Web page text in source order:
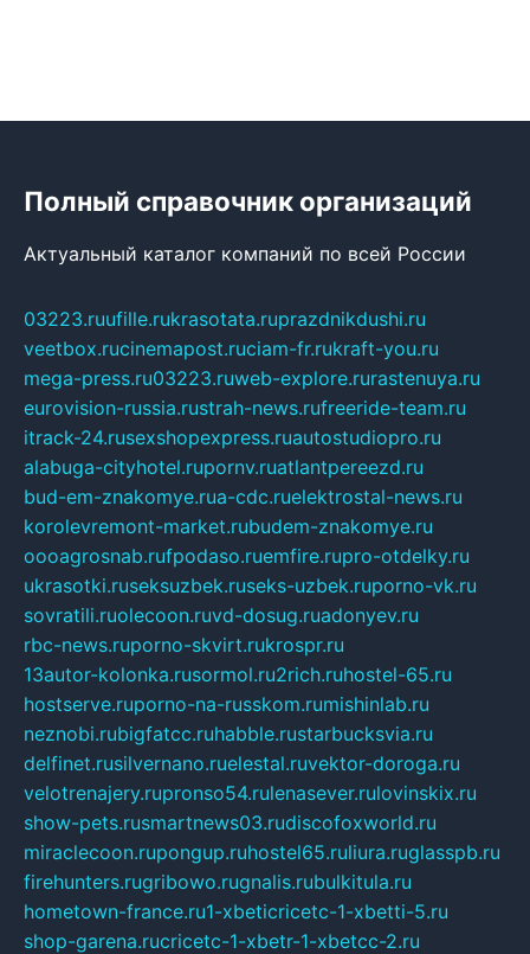
Полный справочник организаций
Актуальный каталог компаний по всей России
03223.ruufille.rukrasotata.ruprazdnikdushi.ru
veetbox.rucinemapost.ruciam-fr.rukraft-you.ru
mega-press.ru03223.ruweb-explore.rurastenuya.ru
eurovision-russia.rustrah-news.rufreeride-team.ru
itrack-24.rusexshopexpress.ruautostudiopro.ru
alabuga-cityhotel.rupornv.ruatlantpereezd.ru
bud-em-znakomye.rua-cdc.ruelektrostal-news.ru
korolevremont-market.rubudem-znakomye.ru
oooagrosnab.rufpodaso.ruemfire.rupro-otdelky.ru
ukrasotki.ruseksuzbek.ruseks-uzbek.ruporno-vk.ru
sovratili.ruolecoon.ruvd-dosug.ruadonyev.ru
rbc-news.ruporno-skvirt.rukrospr.ru
13autor-kolonka.rusormol.ru2rich.ruhostel-65.ru
hostserve.ruporno-na-russkom.rumishinlab.ru
neznobi.rubigfatcc.ruhabble.rustarbucksvia.ru
delfinet.rusilvernano.ruelestal.ruvektor-doroga.ru
velotrenajery.rupronso54.rulenasever.rulovinskix.ru
show-pets.rusmartnews03.rudiscofoxworld.ru
miraclecoon.rupongup.ruhostel65.ruliura.ruglasspb.ru
firehunters.rugribowo.rugnalis.rubulkitula.ru
hometown-france.ru1-xbeticricetc-1-xbetti-5.ru
shop-garena.rucricetc-1-xbetr-1-xbetcc-2.ru